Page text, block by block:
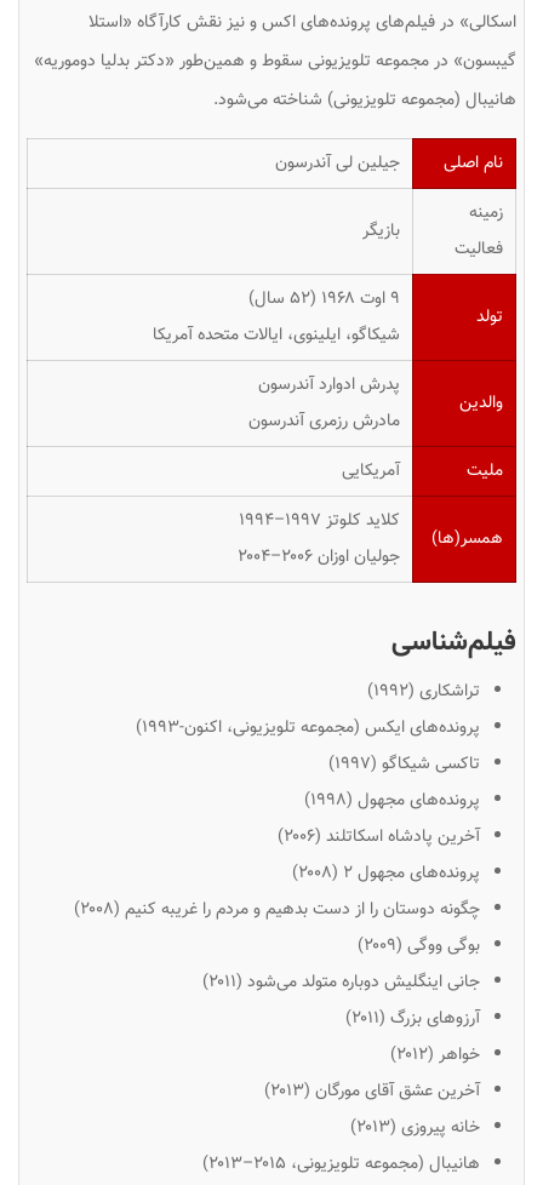
اسکالی» در فیلم‌های پرونده‌های اکس و نیز نقش کارآگاه «استلا
گیبسون» در مجموعه تلویزیونی سقوط و همین‌طور «دکتر بدلیا دوموریه»
هانیبال (مجموعه تلویزیونی) شناخته می‌شود.
نام اصلی
جیلین لی آندرسون
زمینه
فعالیت
بازیگر
تولد
۹ اوت ۱۹۶۸ ‏(۵۲ سال)
شیکاگو، ایلینوی، ایالات متحده آمریکا
والدین
پدرشادوارد آندرسون
مادرشرزمری آندرسون
ملیت
آمریکایی
همسر(ها)
کلاید کلوتز ۱۹۹۷–۱۹۹۴
جولیان اوزان ۲۰۰۶–۲۰۰۴
فیلم‌شناسی
تراشکاری (۱۹۹۲)
پرونده‌های ایکس (مجموعه تلویزیونی، اکنون-۱۹۹۳)
تاکسی شیکاگو (۱۹۹۷)
پرونده‌های مجهول (۱۹۹۸)
آخرین پادشاه اسکاتلند (۲۰۰۶)
پرونده‌های مجهول ۲ (۲۰۰۸)
چگونه دوستان را از دست بدهیم و مردم را غریبه کنیم (۲۰۰۸)
بوگی ووگی (۲۰۰۹)
جانی اینگلیش دوباره متولد می‌شود (۲۰۱۱)
آرزوهای بزرگ (۲۰۱۱)
خواهر (۲۰۱۲)
آخرین عشق آقای مورگان (۲۰۱۳)
خانه پیروزی (۲۰۱۳)
هانیبال (مجموعه تلویزیونی، ۲۰۱۵–۲۰۱۳)